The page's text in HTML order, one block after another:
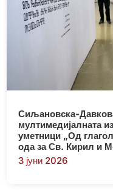
Сиљановска-
мултимедијалната
уметници „Од
ода за Св. Кирил и
3 јуни 2026